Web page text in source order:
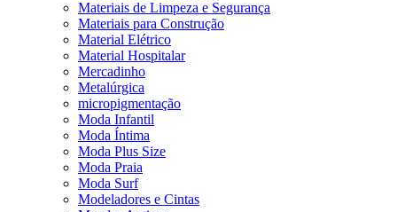
Materiais de Limpeza e Segurança
Materiais para Construção
Material Elétrico
Material Hospitalar
Mercadinho
Metalúrgica
micropigmentação
Moda Infantil
Moda Íntima
Moda Plus Size
Moda Praia
Moda Surf
Modeladores e Cintas